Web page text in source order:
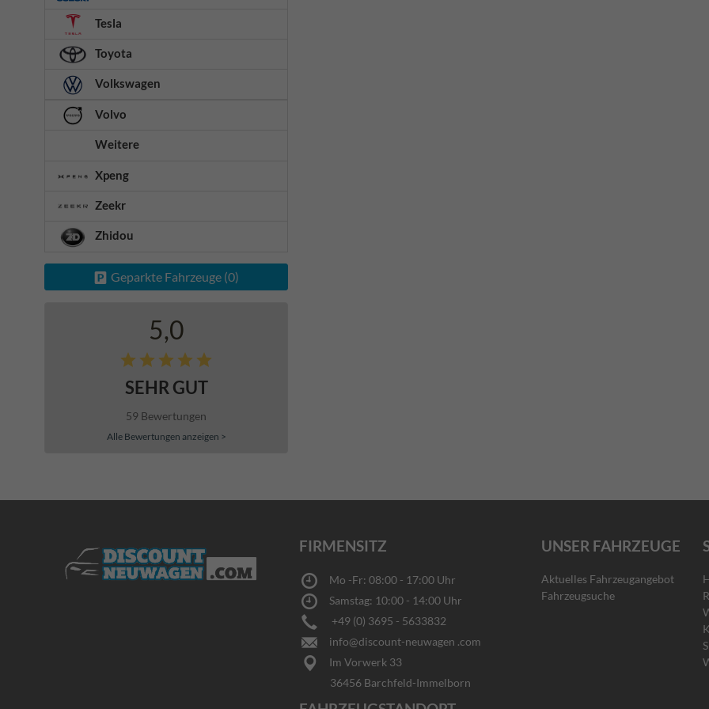
Tesla
Toyota
Volkswagen
Volvo
Weitere
Xpeng
Zeekr
Zhidou
Geparkte Fahrzeuge (0)
5,0
SEHR GUT
59 Bewertungen
Alle Bewertungen anzeigen >
FIRMENSITZ
Mo -Fr: 08:00 - 17:00 Uhr
Samstag: 10:00 - 14:00 Uhr
+49 (0) 3695 - 5633832
info@discount-neuwagen .com
Im Vorwerk 33
36456 Barchfeld-Immelborn
UNSER FAHRZEUGE
Aktuelles Fahrzeugangebot
Fahrzeugsuche